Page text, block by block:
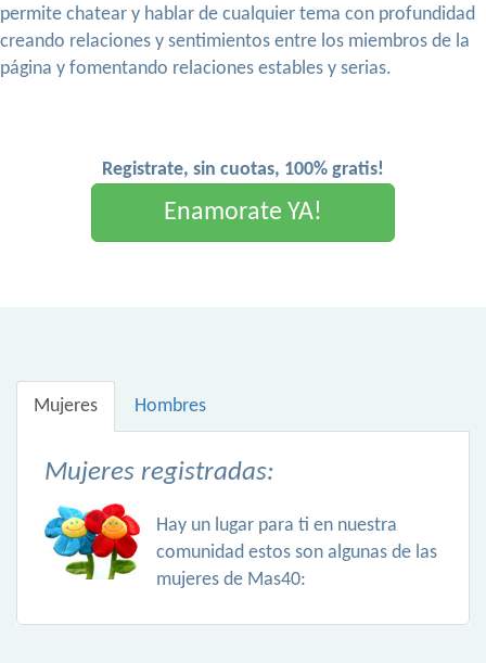
permite chatear y hablar de cualquier tema con profundidad
creando relaciones y sentimientos entre los miembros de la
página y fomentando relaciones estables y serias.
Registrate, sin cuotas, 100% gratis!
Enamorate YA!
Mujeres Hombres
Mujeres registradas:
Hay un lugar para ti en nuestra
comunidad estos son algunas de las
mujeres de Mas40: